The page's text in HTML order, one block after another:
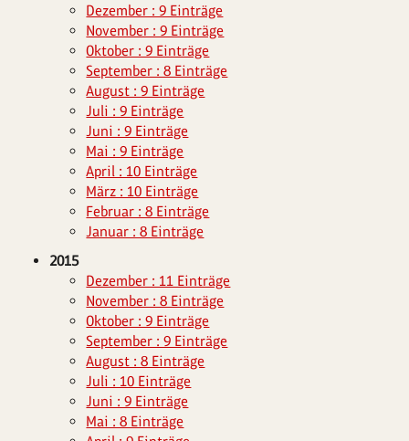
Dezember : 9 Einträge
November : 9 Einträge
Oktober : 9 Einträge
September : 8 Einträge
August : 9 Einträge
Juli : 9 Einträge
Juni : 9 Einträge
Mai : 9 Einträge
April : 10 Einträge
März : 10 Einträge
Februar : 8 Einträge
Januar : 8 Einträge
2015
Dezember : 11 Einträge
November : 8 Einträge
Oktober : 9 Einträge
September : 9 Einträge
August : 8 Einträge
Juli : 10 Einträge
Juni : 9 Einträge
Mai : 8 Einträge